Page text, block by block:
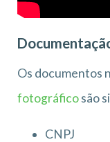
Os documentos
fotográficosão
CNPJ